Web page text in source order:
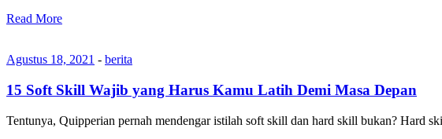
Read More
Agustus 18, 2021 - berita
15 Soft Skill Wajib yang Harus Kamu Latih Demi Masa Depan
Tentunya, Quipperian pernah mendengar istilah soft skill dan hard skill bukan? Hard